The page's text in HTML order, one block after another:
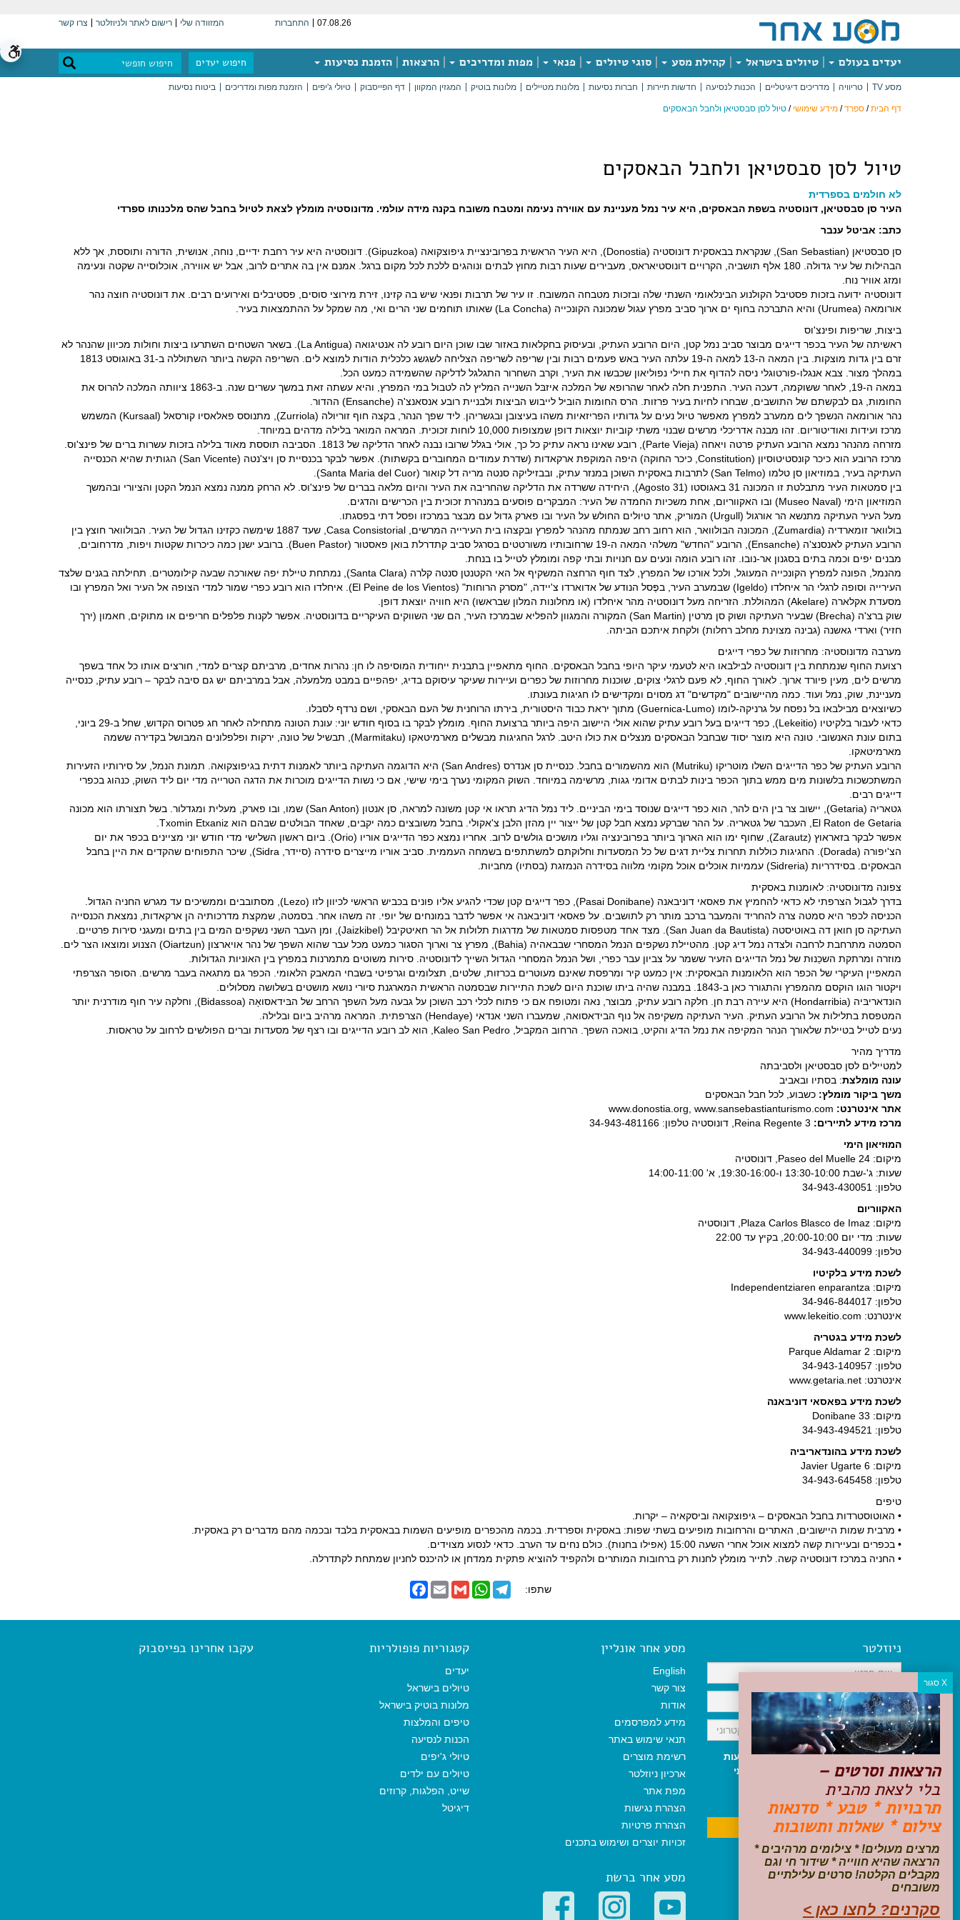
07.08.26 התחברות המזוודה שלי רישום לאתר ולניוזלטר צרו קשר
יעדים בעולם טיולים בישראל קהילת מסע סוגי טיולים פנאי מפות ומדריכים הרצאות הזמנת נסיעות חיפוש יעדים
מסע TV טריוויה מדריכים דיגיטליים הכנות לנסיעה חדשות תיירות חברות נסיעות מלונות מטיילים מלונות בוטיק המגזין המקוון דף הפייסבוק טיולי ג'יפים הזמנת מפות ומדריכים ביטוח נסיעות
דף הבית/ ספרד/ מידע שימושי / טיול לסן סבסטיאן ולחבל הבאסקים
טיול לסן סבסטיאן ולחבל הבאסקים
לא חולמים בספרדית
העיר סן סבסטיאן, דונוסטיה בשפת הבאסקים, היא עיר נמל מעניינת עם אווירה נעימה ומטבח משובח בקנה מידה עולמי. מדונוסטיה מומלץ לצאת לטיול בחבל שהס מלכנותו ספרדי
כתב: אביטל ענבר
סן סבסטיאן (San Sebastian), שנקראת בבאסקית דונוסטיה (Donostia), היא העיר הראשית בפרובינציית גיפוצקואה (Gipuzkoa). דונוסטיה היא עיר רחבת ידיים, נוחה, אנושית, הדורה ותוססת, אך ללא
הבהילות של עיר גדולה. 180 אלף תושביה, הקרויים דונוסטיאראס, מעבירים שעות רבות מחוץ לבתים ונוהגים ללכת לכל מקום ברגל. אמנם אין בה אתרים לרוב, אבל יש אווירה, אוכלוסייה שקטה ונעימה
ומזג אוויר נוח.
דונוסטיה ידועה בזכות פסטיבל הקולנוע הבינלאומי השנתי שלה ובזכות מטבחה המשובח. זו עיר של תרבות ופנאי שיש בה קזינו, זירת מירוצי סוסים, פסטיבלים ואירועים רבים. את דונוסטיה חוצה נהר
אורומאה (Urumea) והיא התברכה בחוף ים ארוך סביב מפרץ עגול שמכונה הקונכייה (La Concha) שאותו תוחמים שני הרים ואי, מה שמקל על ההתמצאות בעיר.
ביצות, שריפות ופינצ'וס
ראשיתה של העיר בכפר דייגים מבוצר סביב נמל קטן, היום הרובע העתיק, ובעיסוק בחקלאות באזור שבו שוכן היום רובע לה אנטיגואה (La Antigua). בשאר השטחים השתרעו ביצות וחולות מכיוון שהנהר לא
זרם בין גדות מוצקות. בין המאה ה-13 למאה ה-19 עלתה העיר באש פעמים רבות ובין שריפה לשריפה הצליחה לשגשג כלכלית הודות למוצא לים. השריפה הקשה ביותר השתוללה ב-31 באוגוסט 1813
במהלך מצור. צבא אנגלו-פורטוגלי ניסה להדוף את חיילי נפוליאון שכבשו את העיר, וקרב השחרור התגלגל לדליקה שהשמידה כמעט הכל.
במאה ה-19, לאחר ששוקמה, דעכה העיר. התפנית חלה לאחר שהרופא של המלכה איזבּל השנייה המליץ לה לטבול במי המפרץ, והיא עשתה זאת במשך עשרים שנה. ב-1863 ציוותה המלכה להרוס את
החומות, גם לבקשתם של התושבים, שבחרו לחיות בעיר פרזות. הרס החומות הוביל לייבוש הביצות ולבניית רובע אנסאנצ'ה (Ensanche) ההדור.
נהר אורומאה הנשפך לים ממערב למפרץ מאפשר טיול נעים על גדותיו הפריזאיות משהו בעיצובן ובגשריהן. ליד שפך הנהר, בקצה חוף זוריולה (Zurriola), מתנוסס פאלאסיו קורסאל (Kursaal) המשמש
מרכז ועידות ואודיטוריום. זהו מבנה אדריכלי מרשים שבנוי משתי קוביות יוצאות דופן שמצופות 10,000 לוחות זכוכית. המראה המואר בלילה מדהים במיוחד.
מזרחה מהנהר נמצא הרובע העתיק פרטה ויאחה (Parte Vieja), רובע שאינו נראה עתיק כל כך, אולי בגלל שרובו נבנה לאחר הדליקה של 1813. הסביבה תוססת מאוד בלילה בזכות עשרות ברים של פינצ'וס.
מרכז הרובע הוא כיכר קונסטיטוסיון (Constitution, כיכר החוקה) היפה המוקפת ארקאדות (שדרת עמודים המחוברים בקשתות). אפשר לבקר בכנסיית סן ויצ'נטה (San Vicente) הגותית שהיא הכנסייה
העתיקה בעיר, במוזיאון סן טלמו (San Telmo) לתרבות באסקית השוכן במנזר עתיק, ובבזיליקה סנטה מריה דל קואור (Santa Maria del Cuor).
בין סמטאות העיר מתבלטת זו המכונה 31 באגוסטו (31 Agosto), היחידה ששרדה את הדליקה שהחריבה את העיר והיום מלאה בברים של פינצ'וס. לא הרחק ממנה נמצא הנמל הקטן והציורי ובהמשך
המוזיאון הימי (Museo Naval) ובו האקווריום, אחת משכיות החמדה של העיר: המבקרים פוסעים במנהרת זכוכית בין הכרישים והדגים.
מעל העיר העתיקה מתנשא הר אורגול (Urgull) המוריק, אתר טיולים החולש על העיר ובו פארק גדול עם מבצר במרכזו ופסל דתי בפסגתו.
בולוואר זומארדיה (Zumardia), המכונה הבולוואר, הוא רחוב רחב שנמתח מהנהר למפרץ ובקצהו בית העירייה המרשים, Casa Consistorial, שעד 1887 שימשה כקזינו הגדול של העיר. הבולוואר חוצץ בין
הרובע העתיק לאנסנצ'ה (Ensanche), הרובע "החדש" משלהי המאה ה-19 שרחובותיו משורטטים בסרגל סביב קתדרלת בואן פאסטור (Buen Pastor). ברובע ישנן כמה כיכרות שקטות ויפות, מדרחובים,
מבנים יפים וכמה בתים בסגנון אר-נובו. זהו רובע הומה ונעים עם חנויות ובתי קפה ומומלץ לטייל בו בנחת.
מהנמל, הפונה למפרץ הקונכייה המעוגל, ולכל אורכו של המפרץ, לצד חוף הרחצה המשקיף אל האי הקטנטן סנטה קלרה (Santa Clara), נמתחת טיילת יפה שאורכה שבעה קילומטרים. תחילתה בגנים שלצד
העירייה וסופה לרגלי הר איחלדו (Igeldo) שבמערב העיר, בפֶּסל הנודע של אדוארדו צ'יידה, "מסרק הרוחות" (El Peine de los Vientos). איחלדו הוא רובע כפרי שמור למדי הצופה אל העיר ואל המפרץ ובו
מסעדת אקלארה (Akelare) המהוללת. הזריחה מעל דונוסטיה מהר איחלדו (או מחלונות המלון שבראשו) היא חוויה יוצאת דופן.
שוק ברצ'ה (Brecha) שבעיר העתיקה ושוק סן מרטין (San Martin) המקורה והמגוון להפליא שבמרכז העיר, הם שני השווקים העיקריים בדונוסטיה. אפשר לקנות פלפלים חריפים או מתוקים, חאמון (ירך
חזיר) וארדי גאשנה (גבינה מצוינת מחלב רחלות) ולקחת איתכם הביתה.
מערבה מדונוסטיה: מחרוזות של כפרי דייגים
רצועת החוף שנמתחת בין דונוסטיה לבילבאו היא לטעמי עיקר היופי בחבל הבאסקים. החוף מתאפיין בתבנית ייחודית המוסיפה לו חן: נהרות אחדים, מרביתם קצרים למדי, חורצים אותו כל אחד בשפך
מרשים לים, מעין פיורד ארוך. לאורך החוף, לא פעם לרגלי צוקים, שוכנות מחרוזות של כפרים ועיירות שעיקר עיסוקם בדיג, יפהפיים במבט מלמעלה, אבל במרביתם יש גם סיבה לבקר – רובע עתיק, כנסייה
מעניינת, שוק, נמל ועוד. כמה מהיישובים "מקדשים" דג מסוים ומקדישים לו חגיגות בעונתו.
כשיוצאים מבילבאו בל נפסח על גרניקה-לומו (Guernica-Lumo) מתוך יראת כבוד היסטורית, בירתו הרוחנית של העם הבאסקי, ושם נרדף לסבלו.
כדאי לעבור בלקיטיו (Lekeitio), כפר דייגים בעל רובע עתיק שהוא אולי היישוב היפה ביותר ברצועת החוף. מומלץ לבקר בו בסוף חודש יוני: עונת הטונה מתחילה לאחר חג פטרוס הקדוש, שחל ב-29 ביוני,
בתום עונת האנשובי. טונה היא מוצר יסוד שבחבל הבאסקים מנצלים את כולו היטב. לרגל החגיגות מבשלים מארמיטאקו (Marmitaku), תבשיל של טונה, ירקות ופלפלונים המבושל בקדירה ששמה
מארמיטאקו.
הרובע העתיק של כפר הדייגים השלו מוטריקו (Mutriku) הוא מהשמורים בחבל. כנסיית סן אנדרס (San Andres) היא הדוגמה העתיקה ביותר לאמנות דתית בגיפוצקואה. תמונת הנמל, על סירותיו הזעירות
המשתכשכות בלשונות מים ממש בתוך הכפר בינות לבתים אדומי גגות, מרשימה במיוחד. השוק המקומי נערך בימי שישי, אם כי נשות הדייגים מוכרות את הדגה הטרייה מדי יום ליד השוק, כנהוג בכפרי
דייגים רבים.
גטאריה (Getaria), יישוב צר בין הים להר, הוא כפר דייגים שנוסד בימי הביניים. ליד נמל הדיג תראו אי קטן משונה למראה, סן אנטון (San Anton) שמו, ובו פארק, מעלית ומגדלור. בשל תצורתו הוא מכונה
El Raton de Getaria, העכבר של גטאריה. על ההר שברקע נמצא חבל קטן של ייצור יין מהזן הלבן צ'אקולי. בחבל משובצים כמה יקבים, שאחד הבולטים שבהם הוא Txomin Etxaniz.
אפשר לבקר בזאראוץ (Zarautz), שחוף ימו הוא הארוך ביותר בפרובינציה וגליו מושכים גולשים לרוב. אחריו נמצא כפר הדייגים אוריו (Orio). ביום ראשון השלישי מדי חודש יוני מציינים בכפר את יום
הצ'יפורה (Dorada). החגיגות כוללות תחרות צליית דגים של כל המסעדות וחלוקתם למשתתפים בשמחה העממית. סביב אוריו מייצרים סידרה (סיידר, Sidra), שיכר התפוחים שהקדים את היין בחבל
הבאסקים. בסידרריות (Sidreria) עממיות אוכלים אוכל מקומי מלווה בסידרה הנמזגת (בסתיו) מחביות.
צפונה מדונוסטיה: לאומנות באסקית
בדרך לגבול הצרפתי לא כדאי להחמיץ את פאסאי דוניבאנה (Pasai Donibane), כפר דייגים קטן שכדי להגיע אליו פונים בכביש הראשי לכיוון לזו (Lezo), מסתובבים וממשיכים עד מגרש החניה הגדול.
הכניסה לכפר היא סמטה צרה להחריד והמעבר ברכב מותר רק לתושבים. על פאסאי דוניבאנה אי אפשר לדבר במונחים של יופי. זה משהו אחר. בסמטה, שמקצת מדרכותיה הן ארקאדות, נמצאת הכנסייה
העתיקה סן חואן דה באוטיסטה (San Juan da Bautista). מצד אחד מטפסות סמטאות של מדרגות תלולות אל הר חאיטקיבל (Jaizkibel), ומן העבר השני נשקפים המים בין בתים ומעגני סירות פרטיים.
הסמטה מתרחבת לרחבה ולצדה נמל דיג קטן. מהטיילת נשקפים הנמל המסחרי שבבאהיה (Bahia), מפרץ צר וארוך הסגור כמעט מכל עבר שהוא השפך של נהר אויארצון (Oiartzun) הצנוע ומוצאו הצר לים.
מוזרה ומרתקת השכֵנוּת של נמל הדייגים הזעיר ששמר על צביון עבר כפרי, ושל הנמל המסחרי הגדול השייך לדונוסטיה. סירות משוטים מתמרנות במפרץ בין האוניות הגדולות.
המאפיין העיקרי של הכפר הוא הלאומנות הבאסקית: אין כמעט קיר ומרפסת שאינם מעוטרים בכרזות, שלטים, תצלומים וגרפיטי בשבחי המאבק הלאומי. הכפר גם מתגאה בעבר מרשים. הסופר הצרפתי
ויקטור הוגו הוקסם מהמפרץ והתגורר כאן ב-1843. במבנה שהיה ביתו שוכנת היום לשכת התיירות שבסמטה הראשית המארגנת סיורי נושא מושטים בשלושה מסלולים.
הונדאריבּיה (Hondarribia) היא עיירה רבת חן. חלקה רובע עתיק, מבוצר, נאה ומטופח אם כי פתוח לכלי רכב השוכן על גבעה מעל השפך הרחב של הבּידאסואָה (Bidassoa), וחלקה עיר חוף מודרנית יותר
המטפסת בתלילות אל הרובע העתיק. העיר העתיקה משקיפה אל נוף הבידאסואה, שמעברו השני אנדאי (Hendaye) הצרפתית. המראה מרהיב ביום ובלילה.
נעים לטייל בטיילת שלאורך הנהר המקיפה את נמל הדיג והקיט, בואכה השפך. הרחוב המקביל, Kaleo San Pedro, הוא לב רובע הדייגים ובו רצף של מסעדות וברים הפולשים לרחוב על טראסות.
מדריך מהיר
למטיילים לסן סבסטיאן ולסביבתה
עונה מומלצת: בסתיו ובאביב
משך ביקור מומלץ: כשבוע, לכל חבל הבאסקים
אתר אינטרנט:
מרכז מידע לתיירים:
המוזיאון הימי
מיקום: Paseo del Muelle 24, דונוסטיה
שעות: ג'-שבת 13:30-10:00 ו-19:30-16:00, א' 14:00-11:00
טלפון: 34-943-430051
האקווריום
מיקום: Plaza Carlos Blasco de Imaz, דונוסטיה
שעות: מדי יום 20:00-10:00, בקיץ עד 22:00
טלפון: 34-943-440099
לשכת מידע בלקיטיו
מיקום: Independentziaren enparantza
טלפון: 34-946-844017
אינטרנט: www.lekeitio.com
לשכת מידע בגטריה
מיקום: Parque Aldamar 2
טלפון: 34-943-140957
אינטרנט: www.getaria.net
לשכת מידע בפאסאי דוניבּאנה
מיקום: Donibane 33
טלפון: 34-943-494521
לשכת מידע בהונדאריבּיה
מיקום: Javier Ugarte 6
טלפון: 34-943-645458
טיפים
• האוטוסטרדות בחבל הבאסקים – גיפוצקואה וביסקאיה – יקרות.
• מרבית שמות היישובים, האתרים והרחובות מופיעים בשתי שפות: באסקית וספרדית. בכמה מהכפרים מופיעים השמות בבאסקית בלבד ובכמה מהם מדברים רק באסקית.
• בכפרים ובעיירות קשה למצוא אוכל אחרי השעה 15:00 (אפילו בחנות). כולם נחים עד הערב. כדאי לנסוע מצוידים.
• החניה במרכז דונוסטיה קשה. לתייר מומלץ לחנות רק ברחובות המותרים ולהקפיד להוציא פתקית ממדחן או להיכנס לחניון שמתחת לקתדרלה.
שתפו:
F
a
e
o
o
E
m
i
G
m
i
W
h
t
T
e
e
ניוזלטר
אני מאשר/ת קבלת ניוזלטר והודעות
שיווקיות, ומאשר/ת כי קראתי והסכמתי
לתקנון האתר ולמדיניות הפרטיות
ניתן לבטל את ההרשמה בכל עת
מסע אחר אונליין
English
צור קשר
אודות
מידע למפרסמים
תנאי שימוש באתר
רשימת מוצרים
ארכיון ניוזלטר
מפת אתר
הצהרת נגישות
הצהרת פרטיות
זכויות יוצרים ושימוש בתכנים
מסע אחר ברשת
קטגוריות פופולריות
יעדים
טיולים בישראל
מלונות בוטיק בישראל
טיפים והמלצות
הכנות לנסיעה
טיולי ג'יפים
טיולים עם ילדים
שייט, הפלגות, קרוזים
דיגיטל
עקבו אחרינו בפייסבוק
הרצאות וסרטים –
בלי לצאת מהבית
תרבויות * טבע * סדנאות
צילום * שאלות ותשובות
מרצים מעולים! * צילומים מרהיבים *
הרצאה שהיא חווייה * שידור חי וגם
מקבלים הקלטה! סרטים עלילתיים
משובחים
סקרנים? לחצו כאן >